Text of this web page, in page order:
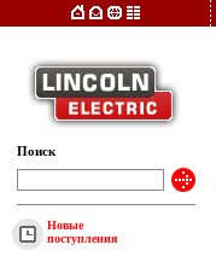
Поиск
Новые
поступления